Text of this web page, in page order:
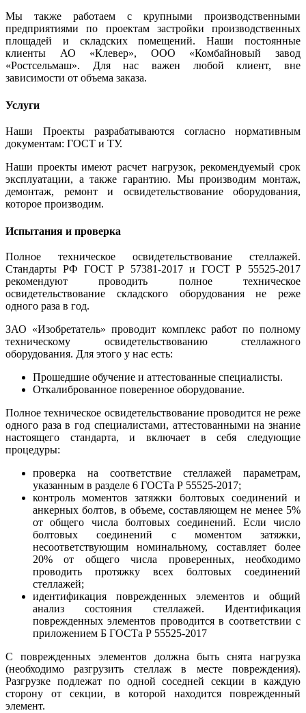
Мы также работаем с крупными производственными
предприятиями по проектам застройки производственных
площадей и складских помещений. Наши постоянные
клиенты АО «Клевер», ООО «Комбайновый завод
«Ростсельмаш». Для нас важен любой клиент, вне
зависимости от объема заказа.
Услуги
Наши Проекты разрабатываются согласно нормативным
документам: ГОСТ и ТУ.
Наши проекты имеют расчет нагрузок, рекомендуемый срок
эксплуатации, а также гарантию. Мы производим монтаж,
демонтаж, ремонт и освидетельствование оборудования,
которое производим.
Испытания и проверка
Полное техническое освидетельствование стеллажей.
Стандарты РФ ГОСТ Р 57381-2017 и ГОСТ Р 55525-2017
рекомендуют проводить полное техническое
освидетельствование складского оборудования не реже
одного раза в год.
ЗАО «Изобретатель» проводит комплекс работ по полному
техническому освидетельствованию стеллажного
оборудования. Для этого у нас есть:
Прошедшие обучение и аттестованные специалисты.
Откалиброванное поверенное оборудование.
Полное техническое освидетельствование проводится не реже
одного раза в год специалистами, аттестованными на знание
настоящего стандарта, и включает в себя следующие
процедуры:
проверка на соответствие стеллажей параметрам,
указанным в разделе 6 ГОСТа Р 55525-2017;
контроль моментов затяжки болтовых соединений и
анкерных болтов, в объеме, составляющем не менее 5%
от общего числа болтовых соединений. Если число
болтовых соединений с моментом затяжки,
несоответствующим номинальному, составляет более
20% от общего числа проверенных, необходимо
проводить протяжку всех болтовых соединений
стеллажей;
идентификация поврежденных элементов и общий
анализ состояния стеллажей. Идентификация
поврежденных элементов проводится в соответствии с
приложением Б ГОСТа Р 55525-2017
С поврежденных элементов должна быть снята нагрузка
(необходимо разгрузить стеллаж в месте повреждения).
Разгрузке подлежат по одной соседней секции в каждую
сторону от секции, в которой находится поврежденный
элемент.